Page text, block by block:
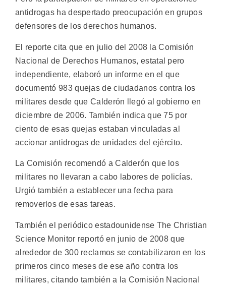
antidrogas ha despertado preocupación en grupos
defensores de los derechos humanos.
El reporte cita que en julio del 2008 la Comisión
Nacional de Derechos Humanos, estatal pero
independiente, elaboró un informe en el que
documentó 983 quejas de ciudadanos contra los
militares desde que Calderón llegó al gobierno en
diciembre de 2006. También indica que 75 por
ciento de esas quejas estaban vinculadas al
accionar antidrogas de unidades del ejército.
La Comisión recomendó a Calderón que los
militares no llevaran a cabo labores de policías.
Urgió también a establecer una fecha para
removerlos de esas tareas.
También el periódico estadounidense The Christian
Science Monitor reportó en junio de 2008 que
alrededor de 300 reclamos se contabilizaron en los
primeros cinco meses de ese año contra los
militares, citando también a la Comisión Nacional